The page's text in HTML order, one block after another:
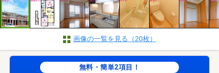
画像の一覧を見る（20枚）
無料・簡単2項目！